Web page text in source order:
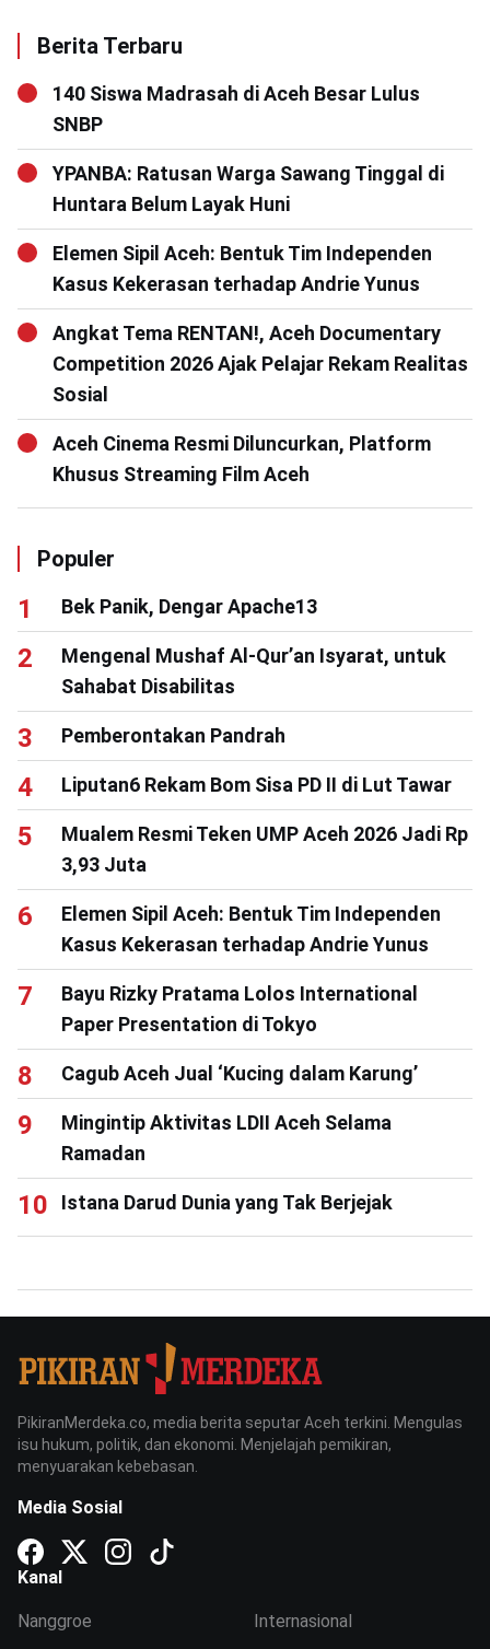
Berita Terbaru
140 Siswa Madrasah di Aceh Besar Lulus
SNBP
YPANBA: Ratusan Warga Sawang Tinggal di
Huntara Belum Layak Huni
Elemen Sipil Aceh: Bentuk Tim Independen
Kasus Kekerasan terhadap Andrie Yunus
Angkat Tema RENTAN!, Aceh Documentary
Competition 2026 Ajak Pelajar Rekam Realitas
Sosial
Aceh Cinema Resmi Diluncurkan, Platform
Khusus Streaming Film Aceh
Populer
Bek Panik, Dengar Apache13
Mengenal Mushaf Al-Qur’an Isyarat, untuk
Sahabat Disabilitas
Pemberontakan Pandrah
Liputan6 Rekam Bom Sisa PD II di Lut Tawar
Mualem Resmi Teken UMP Aceh 2026 Jadi Rp
3,93 Juta
Elemen Sipil Aceh: Bentuk Tim Independen
Kasus Kekerasan terhadap Andrie Yunus
Bayu Rizky Pratama Lolos International
Paper Presentation di Tokyo
Cagub Aceh Jual ‘Kucing dalam Karung’
Mingintip Aktivitas LDII Aceh Selama
Ramadan
Istana Darud Dunia yang Tak Berjejak
PikiranMerdeka.co, media berita seputar Aceh terkini. Mengulas
isu hukum, politik, dan ekonomi. Menjelajah pemikiran,
menyuarakan kebebasan.
Media Sosial
Kanal
Nanggroe
Internasional